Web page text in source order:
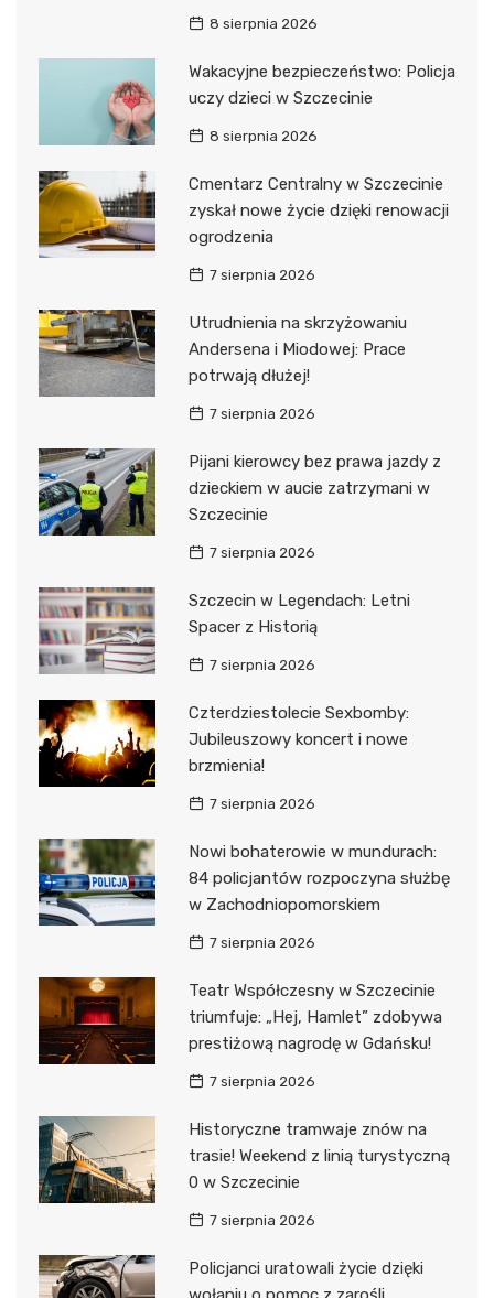
8 sierpnia 2026
Wakacyjne bezpieczeństwo: Policja
uczy dzieci w Szczecinie
8 sierpnia 2026
Cmentarz Centralny w Szczecinie
zyskał nowe życie dzięki renowacji
ogrodzenia
7 sierpnia 2026
Utrudnienia na skrzyżowaniu
Andersena i Miodowej: Prace
potrwają dłużej!
7 sierpnia 2026
Pijani kierowcy bez prawa jazdy z
dzieckiem w aucie zatrzymani w
Szczecinie
7 sierpnia 2026
Szczecin w Legendach: Letni
Spacer z Historią
7 sierpnia 2026
Czterdziestolecie Sexbomby:
Jubileuszowy koncert i nowe
brzmienia!
7 sierpnia 2026
Nowi bohaterowie w mundurach:
84 policjantów rozpoczyna służbę
w Zachodniopomorskiem
7 sierpnia 2026
Teatr Współczesny w Szczecinie
triumfuje: „Hej, Hamlet” zdobywa
prestiżową nagrodę w Gdańsku!
7 sierpnia 2026
Historyczne tramwaje znów na
trasie! Weekend z linią turystyczną
0 w Szczecinie
7 sierpnia 2026
Policjanci uratowali życie dzięki